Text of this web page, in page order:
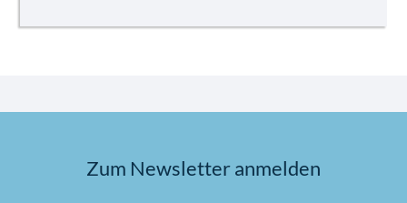
Zum Newsletter anmelden